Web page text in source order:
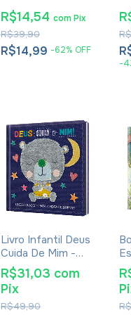
Coração
R$14,99 -62% OFF
R$39,90
R$14,54 comPix
-
Livro Infantil Deus
Cuida De Mim -
Lindas Orações
Para A Hora De
Dormir
R$49,90
R$31,03 com
Pix